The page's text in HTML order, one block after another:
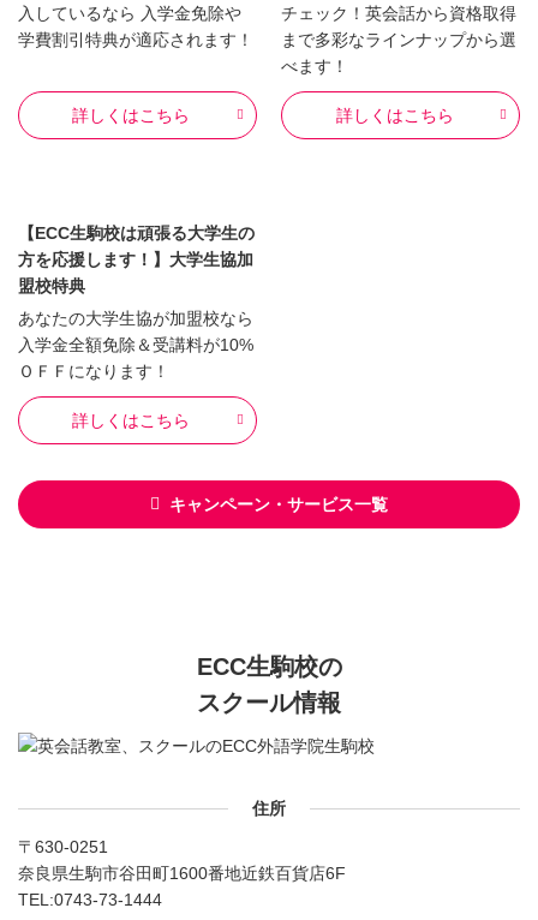
入しているなら 入学金免除や
学費割引特典が適応されます！
詳しくはこちら
チェック！英会話から資格取得
まで多彩なラインナップから選
べます！
詳しくはこちら
【ECC生駒校は頑張る大学生の
方を応援します！】大学生協加
盟校特典
あなたの大学生協が加盟校なら
入学金全額免除＆受講料が10%
ＯＦＦになります！
詳しくはこちら
キャンペーン・サービス一覧
ECC生駒校の
スクール情報
住所
〒630-0251
奈良県生駒市谷田町1600番地近鉄百貨店6F
TEL:0743-73-1444